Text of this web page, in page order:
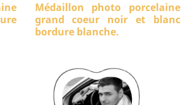
Médaillon photo porcelaine
grand coeur noir et blanc
bordure blanche.